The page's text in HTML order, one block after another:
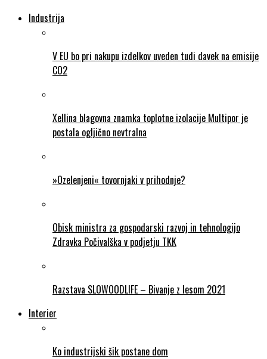
Industrija
V EU bo pri nakupu izdelkov uveden tudi davek na emisije
CO2
Xellina blagovna znamka toplotne izolacije Multipor je
postala ogljično nevtralna
»Ozelenjeni« tovornjaki v prihodnje?
Obisk ministra za gospodarski razvoj in tehnologijo
Zdravka Počivalška v podjetju TKK
Razstava SLOWOODLIFE – Bivanje z lesom 2021
Interier
Ko industrijski šik postane dom